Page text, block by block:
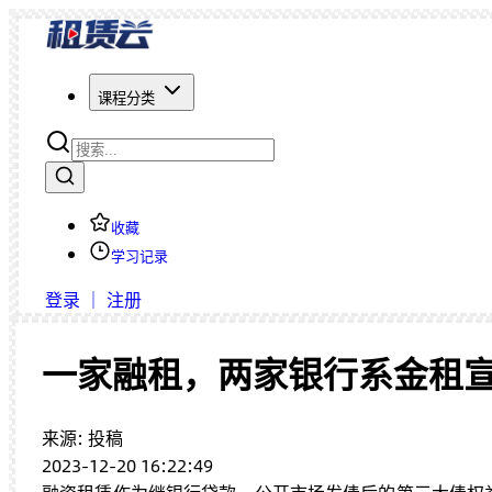
课程分类
收藏
学习记录
登录 ｜ 注册
一家融租，两家银行系金租
来源: 投稿
2023-12-20 16:22:49